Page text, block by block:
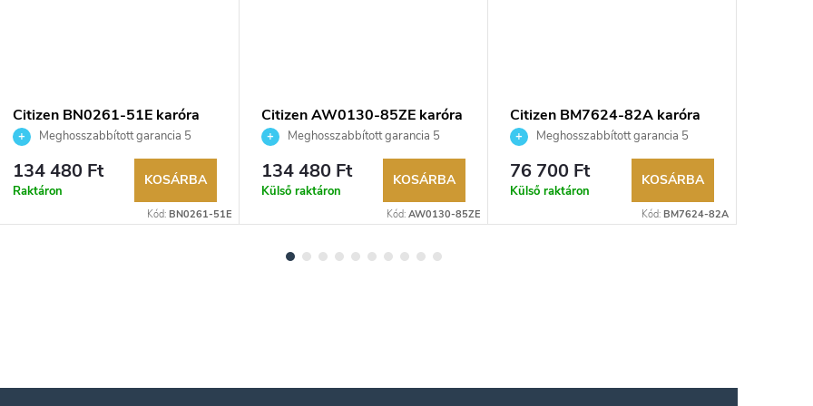
Citizen BN0261-51E karóra
Meghosszabbított garancia 5
évre. Akár 100 napos visszaküldési
lehetőség. Hivatalos márkakereskedő.
134 480 Ft
Raktáron
KOSÁRBA
Kód: BN0261-51E
Citizen AW0130-85ZE karóra
Meghosszabbított garancia 5
évre. Akár 100 napos visszaküldési
lehetőség. Hivatalos márkakereskedő.
134 480 Ft
Külső raktáron
KOSÁRBA
Kód: AW0130-85ZE
Citizen BM7624-82A karóra
Meghosszabbított garancia 5
évre. Akár 100 napos visszaküldési
lehetőség. Hivatalos márkakereskedő.
76 700 Ft
Külső raktáron
KOSÁRBA
Kód: BM7624-82A